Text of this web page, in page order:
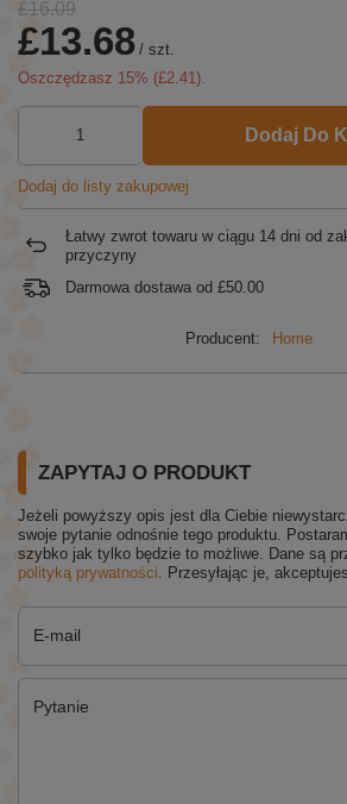
£16.09
£13.68 / szt.
Oszczędzasz 15% (£2.41).
Dodaj Do
Dodaj do listy zakupowej
Łatwy zwrot towaru w ciągu 14 dni od
przyczyny
Darmowa dostawa od £50.00
Producent: Home
ZAPYTAJ O PRODUKT
Jeżeli powyższy opis jest dla Ciebie
swoje pytanie odnośnie tego produktu.
szybko jak tylko będzie to możliwe. Dane są
polityką prywatności . Przesyłając je,
E-mail
Pytanie